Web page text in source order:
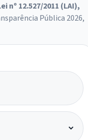
nº 12.527/2011 (LAI),
Pública 2026,